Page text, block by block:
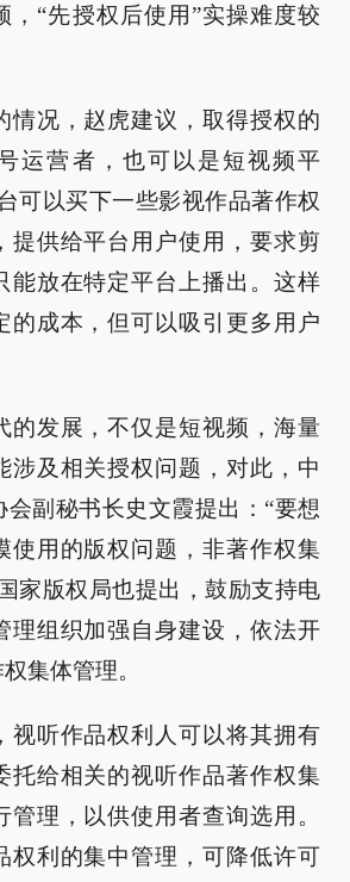
，“先授权后使用”实操难度较
情况，赵虎建议，取得授权的
运营者，也可以是短视频平
可以买下一些影视作品著作权
提供给平台用户使用，要求剪
能放在特定平台上播出。这样
的成本，但可以吸引更多用户
的发展，不仅是短视频，海量
涉及相关授权问题，对此，中
会副秘书长史文霞提出：“要想
使用的版权问题，非著作权集
家版权局也提出，鼓励支持电
理组织加强自身建设，依法开
集体管理。
视听作品权利人可以将其拥有
托给相关的视听作品著作权集
管理，以供使用者查询选用。
权利的集中管理，可降低许可